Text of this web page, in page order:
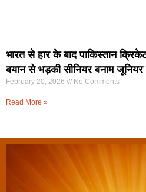
भारत से हार के बाद पाकिस्तान
बयान से भड़की सीनियर बनाम
February 20, 2026 No Comments
Read More »